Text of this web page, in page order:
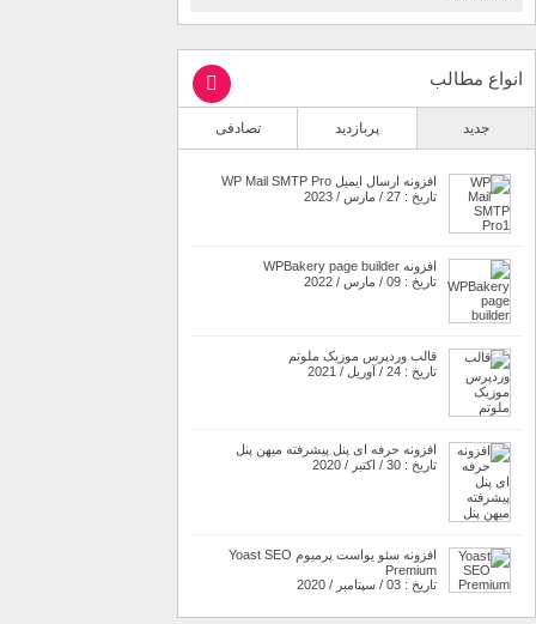
انواع مطالب
جدید پربازدید تصادفی
افزونه ارسال ایمیل WP Mail SMTP Pro
تاریخ : 27 / مارس / 2023
افزونه WPBakery page builder
تاریخ : 09 / مارس / 2022
قالب وردپرس موزیک ملوتم
تاریخ : 24 / آوریل / 2021
افزونه حرفه ای پنل پیشرفته میهن پنل
تاریخ : 30 / اکتبر / 2020
افزونه سئو یواست پرمیوم Yoast SEO
Premium
تاریخ : 03 / سپتامبر / 2020